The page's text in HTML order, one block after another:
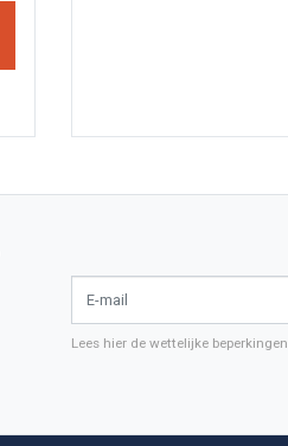
E-mail
Lees hier de wettelijke beperkingen